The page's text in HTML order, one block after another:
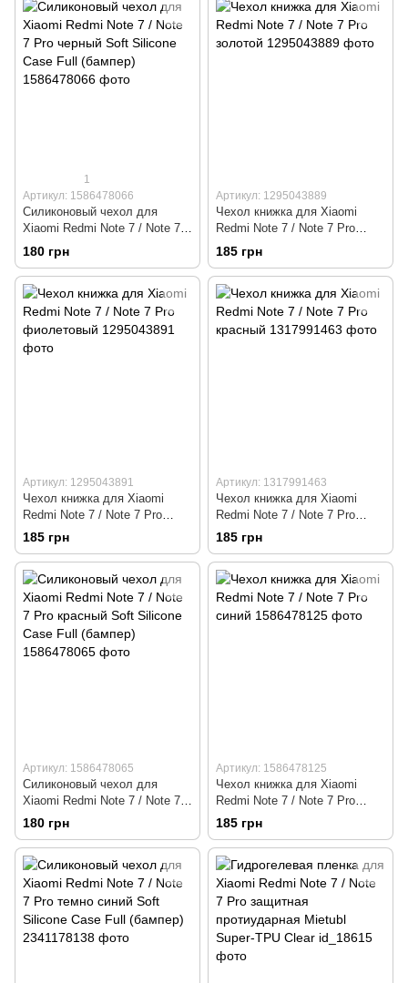
1
Артикул: 1586478066
Силиконовый чехол для
Xiaomi Redmi Note 7 / Note 7
Pro черный Soft Silicone Case
Full (бампер)
180 грн
Артикул: 1295043889
Чехол книжка для Xiaomi
Redmi Note 7 / Note 7 Pro
золотой
185 грн
Артикул: 1295043891
Чехол книжка для Xiaomi
Redmi Note 7 / Note 7 Pro
фиолетовый
185 грн
Артикул: 1317991463
Чехол книжка для Xiaomi
Redmi Note 7 / Note 7 Pro
красный
185 грн
Артикул: 1586478065
Силиконовый чехол для
Xiaomi Redmi Note 7 / Note 7
Pro красный Soft Silicone Case
Full (бампер)
180 грн
Артикул: 1586478125
Чехол книжка для Xiaomi
Redmi Note 7 / Note 7 Pro
синий
185 грн